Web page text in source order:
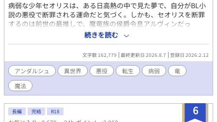
病弱な少年セオリスは、ある日高熱の中で見た夢で、自分がBL小
説の悪役で断罪される運命だと気づく。しかも、セオリスを断罪
するのは前世の最推しで、魔竜族の侯爵令息アルヴィンだっ
た！ 運命を変えようと前世の知識をフル活用したものの、小説
通り事が進み、セオリスはアルヴィンと対面してしまう。だがな
ぜか、アルヴィンは断罪するどころか、セオリスを虐める使用人
を告発したり、お土産を持ってお見舞いに来たりと、何かとセオ
リスを気にかけてくれて…!? 推しに愛でられ、守られる幸せい
っぱいの転生生活、開幕！
続きを読む
文字数 162,779 最終更新日 2026.8.7 登録日 2026.2.12
アンダルシュ 異世界 悪役 転生 病弱
竜
魔法
6
長編 完結 R18